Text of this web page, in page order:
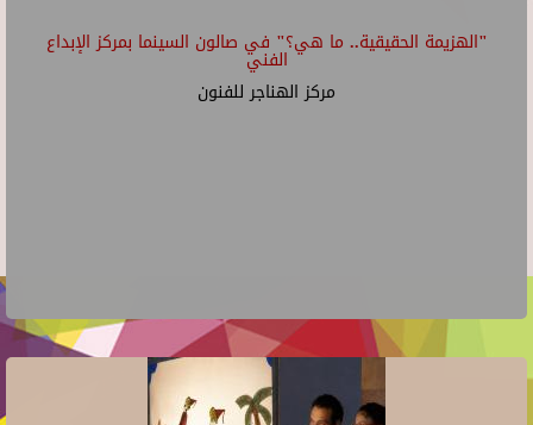
"الهزيمة الحقيقية.. ما هي؟" في صالون السينما بمركز الإبداع
الفني
مركز الهناجر للفنون